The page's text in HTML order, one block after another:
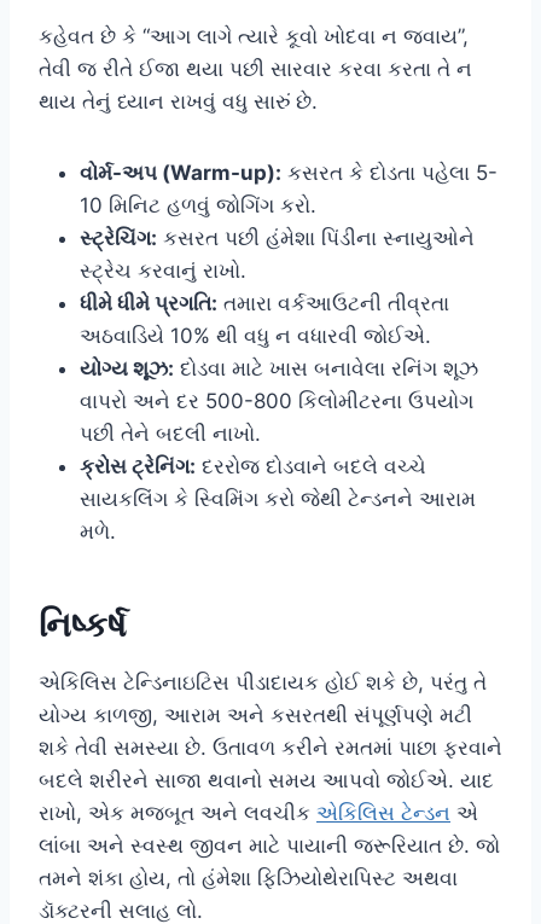
કહેવત છે કે “આગ લાગે ત્યારે કૂવો ખોદવા ન જવાય”,
તેવી જ રીતે ઈજા થયા પછી સારવાર કરવા કરતા તે ન
થાય તેનું ધ્યાન રાખવું વધુ સારું છે.
વોર્મ-અપ (Warm-up): કસરત કે દોડતા પહેલા 5-
10 મિનિટ હળવું જોગિંગ કરો.
સ્ટ્રેચિંગ: કસરત પછી હંમેશા પિંડીના સ્નાયુઓને
સ્ટ્રેચ કરવાનું રાખો.
ધીમે ધીમે પ્રગતિ: તમારા વર્કઆઉટની તીવ્રતા
અઠવાડિયે 10% થી વધુ ન વધારવી જોઈએ.
યોગ્ય શૂઝ: દોડવા માટે ખાસ બનાવેલા રનિંગ શૂઝ
વાપરો અને દર 500-800 કિલોમીટરના ઉપયોગ
પછી તેને બદલી નાખો.
ક્રોસ ટ્રેનિંગ: દરરોજ દોડવાને બદલે વચ્ચે
સાયકલિંગ કે સ્વિમિંગ કરો જેથી ટેન્ડનને આરામ
મળે.
નિષ્કર્ષ
એકિલિસ ટેન્ડિનાઇટિસ પીડાદાયક હોઈ શકે છે, પરંતુ તે
યોગ્ય કાળજી, આરામ અને કસરતથી સંપૂર્ણપણે મટી
શકે તેવી સમસ્યા છે. ઉતાવળ કરીને રમતમાં પાછા ફરવાને
બદલે શરીરને સાજા થવાનો સમય આપવો જોઈએ. યાદ
રાખો, એક મજબૂત અને લવચીક એકિલિસ ટેન્ડન એ
લાંબા અને સ્વસ્થ જીવન માટે પાયાની જરૂરિયાત છે. જો
તમને શંકા હોય, તો હંમેશા ફિઝિયોથેરાપિસ્ટ અથવા
ડૉક્ટરની સલાહ લો.